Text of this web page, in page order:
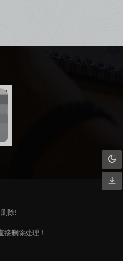
除!
删除处理！